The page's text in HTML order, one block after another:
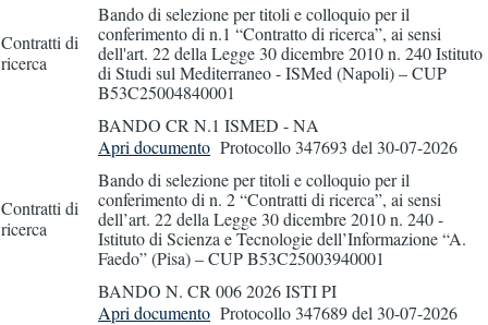
Contratti di
ricerca
Bando di selezione per titoli e colloquio per il
conferimento di n.1 “Contratto di ricerca”, ai sensi
dell'art. 22 della Legge 30 dicembre 2010 n. 240 Istituto
di Studi sul Mediterraneo - ISMed (Napoli) – CUP
B53C25004840001
BANDO CR N.1 ISMED - NA
Contratti di
ricerca
Apri documento Protocollo 347693 del 30-07-2026
Bando di selezione per titoli e colloquio per il
conferimento di n. 2 “Contratti di ricerca”, ai sensi
dell’art. 22 della Legge 30 dicembre 2010 n. 240 -
Istituto di Scienza e Tecnologie dell’Informazione “A.
Faedo” (Pisa) – CUP B53C25003940001
BANDO N. CR 006 2026 ISTI PI
Apri documento Protocollo 347689del 30-07-2026